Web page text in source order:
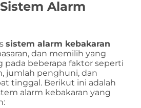
Alarm
sistem alarm kebakaran
dan memilih yang
beberapa faktor seperti
jumlah penghuni, dan
tinggal. Berikut ini adalah
alarm kebakaran yang